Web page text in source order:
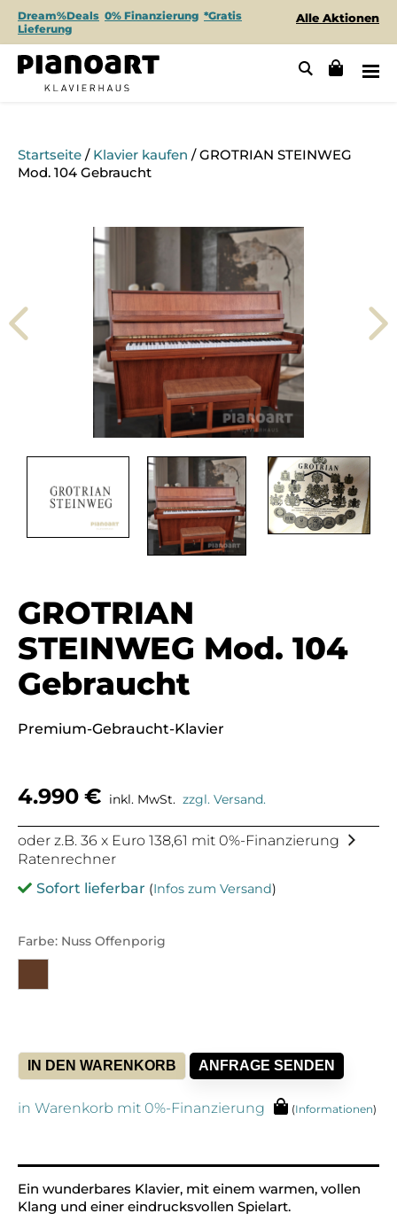
Dream%Deals 0% Finanzierung *Gratis
Lieferung
Alle Aktionen
Startseite / Klavier kaufen / GROTRIAN STEINWEG
Mod. 104 Gebraucht
GROTRIAN
STEINWEG Mod. 104
Gebraucht
Premium-Gebraucht-Klavier
4.990 € inkl. MwSt. zzgl. Versand.
oder z.B. 36 x Euro 138,61 mit 0%-Finanzierung
Ratenrechner
Sofort lieferbar (Infos zum Versand)
Farbe: Nuss Offenporig
IN DEN WARENKORB ANFRAGE SENDEN
in Warenkorb mit 0%-Finanzierung (Informationen)
Ein wunderbares Klavier, mit einem warmen, vollen
Klang und einer eindrucksvollen Spielart.